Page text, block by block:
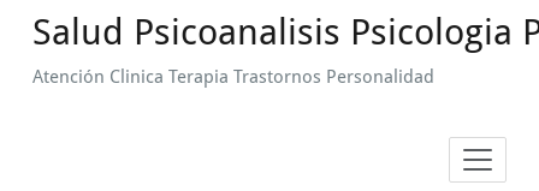
Salud Psicoanalisis Psicologia
Atención Clinica Terapia Trastornos Personalidad